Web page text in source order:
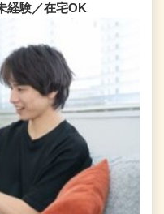
経験／在宅OK